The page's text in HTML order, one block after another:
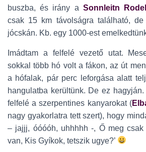
buszba, és irány a Sonnleitn
csak 15 km távolságra található,
jócskán. Kb. egy 1000-est
Imádtam a felfelé vezető utat.
sokkal több hó volt a fákon, az út
a hófalak, pár perc leforgása alatt
hangulatba kerültünk. De ez
felfelé a szerpentines kanyarokat (
nagy gyakorlatra tett szert), hogy
– jajjj, óóóóh, uhhhhh -, Ő meg csak
van, Kis Gyíkok, tetszik ugye?’